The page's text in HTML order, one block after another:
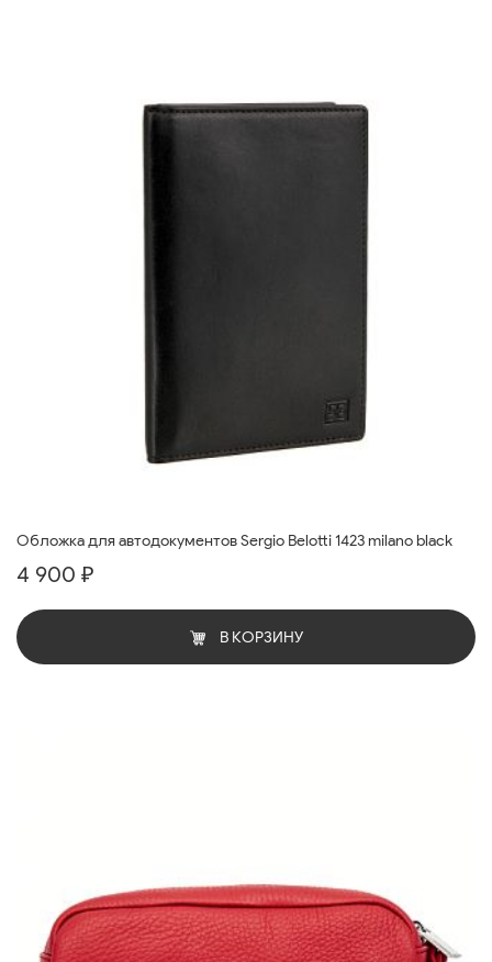
Обложка для автодокументов Sergio Belotti 1423 milano black
4 900 ₽
В КОРЗИНУ